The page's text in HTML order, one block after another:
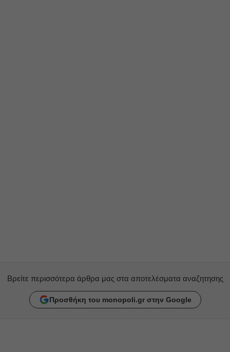
Βρείτε περισσότερα άρθρα μας στα αποτελέσματα αναζητησης
Προσθήκη του monopoli.gr στην Google